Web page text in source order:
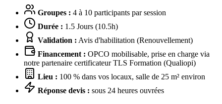
Groupes : 4 à 10 participants par session
Durée : 1.5 Jours (10.5h)
Validation : Avis d'habilitation (Renouvellement)
Financement : OPCO mobilisable, prise en charge via
notre partenaire certificateur TLS Formation (Qualiopi)
Lieu : 100 % dans vos locaux, salle de 25 m² environ
Réponse devis : sous 24 heures ouvrées